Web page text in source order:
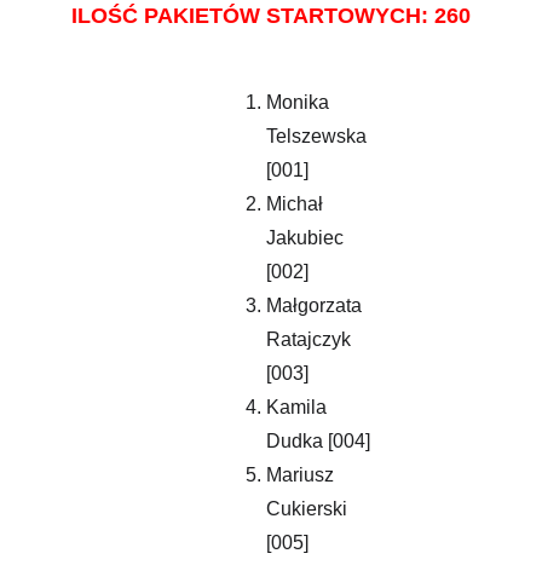
Monika
Telszewska
[001]
Michał
Jakubiec
[002]
Małgorzata
Ratajczyk
[003]
Kamila
Dudka [004]
Mariusz
Cukierski
[005]
ILOŚĆ PAKIETÓW STARTOWYCH: 260